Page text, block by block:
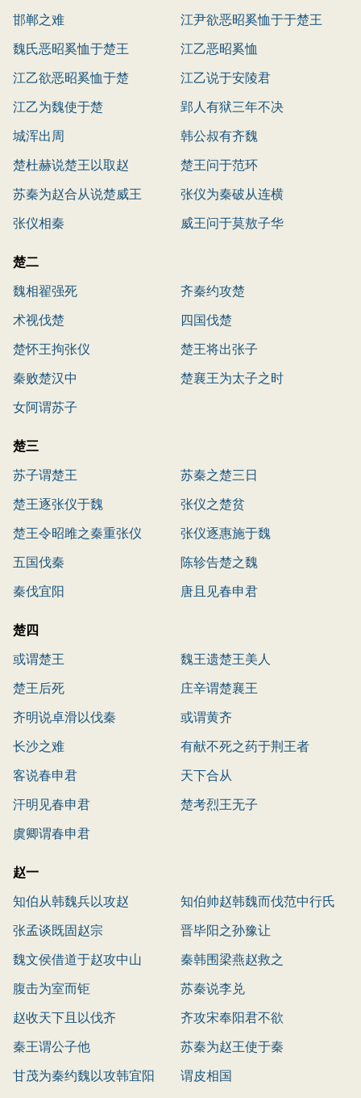
邯郸之难
江尹欲恶昭奚恤于于楚王
魏氏恶昭奚恤于楚王
江乙恶昭奚恤
江乙欲恶昭奚恤于楚
江乙说于安陵君
江乙为魏使于楚
郢人有狱三年不决
城浑出周
韩公叔有齐魏
楚杜赫说楚王以取赵
楚王问于范环
苏秦为赵合从说楚威王
张仪为秦破从连横
张仪相秦
威王问于莫敖子华
楚二
魏相翟强死
齐秦约攻楚
术视伐楚
四国伐楚
楚怀王拘张仪
楚王将出张子
秦败楚汉中
楚襄王为太子之时
女阿谓苏子
楚三
苏子谓楚王
苏秦之楚三日
楚王逐张仪于魏
张仪之楚贫
楚王令昭雎之秦重张仪
张仪逐惠施于魏
五国伐秦
陈轸告楚之魏
秦伐宜阳
唐且见春申君
楚四
或谓楚王
魏王遗楚王美人
楚王后死
庄辛谓楚襄王
齐明说卓滑以伐秦
或谓黄齐
长沙之难
有献不死之药于荆王者
客说春申君
天下合从
汗明见春申君
楚考烈王无子
虞卿谓春申君
赵一
知伯从韩魏兵以攻赵
知伯帅赵韩魏而伐范中行氏
张孟谈既固赵宗
晋毕阳之孙豫让
魏文侯借道于赵攻中山
秦韩围梁燕赵救之
腹击为室而钜
苏秦说李兑
赵收天下且以伐齐
齐攻宋奉阳君不欲
秦王谓公子他
苏秦为赵王使于秦
甘茂为秦约魏以攻韩宜阳
谓皮相国